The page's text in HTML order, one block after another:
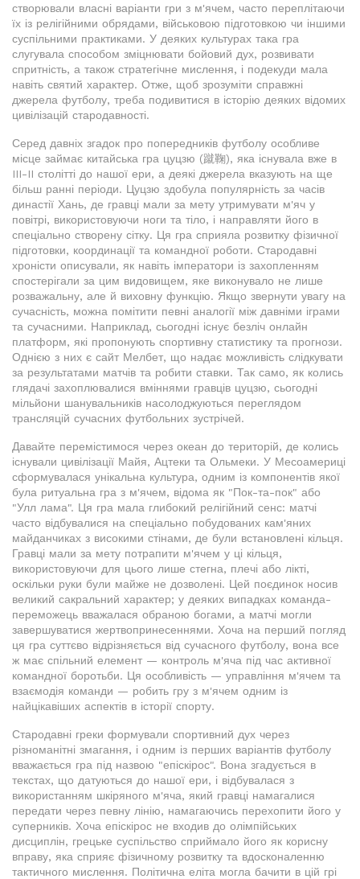
створювали власні варіанти гри з м'ячем, часто переплітаючи
їх із релігійними обрядами, військовою підготовкою чи іншими
суспільними практиками. У деяких культурах така гра
слугувала способом зміцнювати бойовий дух, розвивати
спритність, а також стратегічне мислення, і подекуди мала
навіть святий характер. Отже, щоб зрозуміти справжні
джерела футболу, треба подивитися в історію деяких відомих
цивілізацій стародавності.
Серед давніх згадок про попередників футболу особливе
місце займає китайська гра цуцзю (蹴鞠), яка існувала вже в
III-II столітті до нашої ери, а деякі джерела вказують на ще
більш ранні періоди. Цуцзю здобула популярність за часів
династії Хань, де гравці мали за мету утримувати м'яч у
повітрі, використовуючи ноги та тіло, і направляти його в
спеціально створену сітку. Ця гра сприяла розвитку фізичної
підготовки, координації та командної роботи. Стародавні
хроністи описували, як навіть імператори із захопленням
спостерігали за цим видовищем, яке виконувало не лише
розважальну, але й виховну функцію. Якщо звернути увагу на
сучасність, можна помітити певні аналогії між давніми іграми
та сучасними. Наприклад, сьогодні існує безліч онлайн
платформ, які пропонують спортивну статистику та прогнози.
Однією з них є сайт Мелбет, що надає можливість слідкувати
за результатами матчів та робити ставки. Так само, як колись
глядачі захоплювалися вміннями гравців цуцзю, сьогодні
мільйони шанувальників насолоджуються переглядом
трансляцій сучасних футбольних зустрічей.
Давайте перемістимося через океан до територій, де колись
існували цивілізації Майя, Ацтеки та Ольмеки. У Месоамериці
сформувалася унікальна культура, одним із компонентів якої
була ритуальна гра з м'ячем, відома як "Пок-та-пок" або
"Улл лама". Ця гра мала глибокий релігійний сенс: матчі
часто відбувалися на спеціально побудованих кам'яних
майданчиках з високими стінами, де були встановлені кільця.
Гравці мали за мету потрапити м'ячем у ці кільця,
використовуючи для цього лише стегна, плечі або лікті,
оскільки руки були майже не дозволені. Цей поєдинок носив
великий сакральний характер; у деяких випадках команда-
переможець вважалася обраною богами, а матчі могли
завершуватися жертвопринесеннями. Хоча на перший погляд
ця гра суттєво відрізняється від сучасного футболу, вона все
ж має спільний елемент — контроль м'яча під час активної
командної боротьби. Ця особливість — управління м'ячем та
взаємодія команди — робить гру з м'ячем одним із
найцікавіших аспектів в історії спорту.
Стародавні греки формували спортивний дух через
різноманітні змагання, і одним із перших варіантів футболу
вважається гра під назвою "епіскірос". Вона згадується в
текстах, що датуються до нашої ери, і відбувалася з
використанням шкіряного м'яча, який гравці намагалися
передати через певну лінію, намагаючись перехопити його у
суперників. Хоча епіскірос не входив до олімпійських
дисциплін, грецьке суспільство сприймало його як корисну
вправу, яка сприяє фізичному розвитку та вдосконаленню
тактичного мислення. Політична еліта могла бачити в цій грі